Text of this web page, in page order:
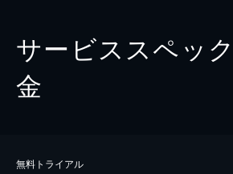
サービススペッ
金
無料トライアル